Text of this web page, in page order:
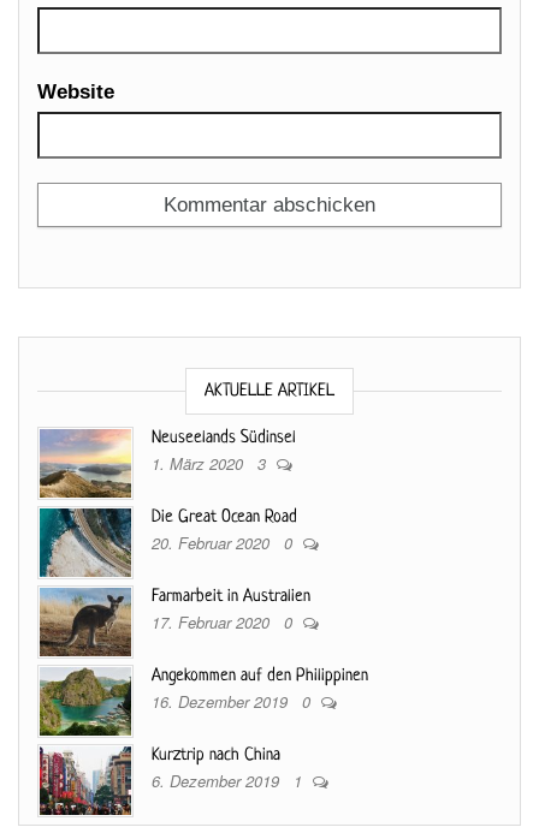
Website
AKTUELLE ARTIKEL
Neuseelands Südinsel
1. März 2020 3
Die Great Ocean Road
20. Februar 2020 0
Farmarbeit in Australien
17. Februar 2020 0
Angekommen auf den Philippinen
16. Dezember 2019 0
Kurztrip nach China
6. Dezember 2019 1